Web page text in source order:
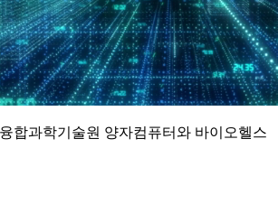
합과학기술원 양자컴퓨터와 바이오헬스